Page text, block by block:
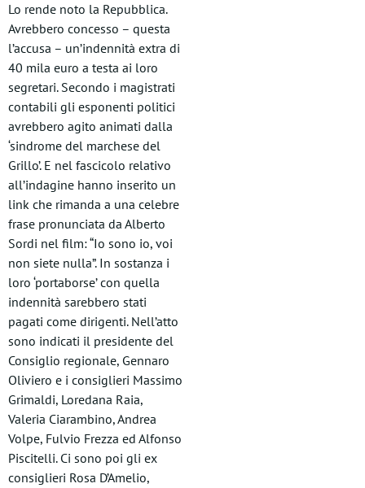
Lo rende noto la Repubblica.
Avrebbero concesso – questa
l’accusa – un’indennità extra di
40 mila euro a testa ai loro
segretari. Secondo i magistrati
contabili gli esponenti politici
avrebbero agito animati dalla
‘sindrome del marchese del
Grillo’. E nel fascicolo relativo
all’indagine hanno inserito un
link che rimanda a una celebre
frase pronunciata da Alberto
Sordi nel film: “Io sono io, voi
non siete nulla”. In sostanza i
loro ‘portaborse’ con quella
indennità sarebbero stati
pagati come dirigenti. Nell’atto
sono indicati il presidente del
Consiglio regionale, Gennaro
Oliviero e i consiglieri Massimo
Grimaldi, Loredana Raia,
Valeria Ciarambino, Andrea
Volpe, Fulvio Frezza ed Alfonso
Piscitelli. Ci sono poi gli ex
consiglieri Rosa D’Amelio,